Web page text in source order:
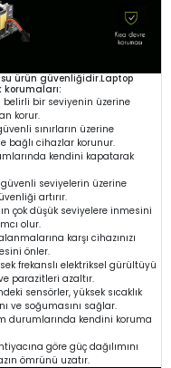
ürün güvenliğidir.Laptop
belirli bir seviyenin üzerine
korur.
sınırların üzerine
bağlı cihazlar korunur.
kendini kapatarak
güvenli seviyelerin üzerine
artırır.
çok düşük seviyelere inmesini
olur.
karşı cihazınızı
önler.
frekanslı elektriksel gürültüyü
parazitleri azaltır.
sensörler, yüksek sıcaklık
ve soğumasını sağlar.
durumlarında kendini koruma
göre güç dağılımını
ömrünü uzatır.